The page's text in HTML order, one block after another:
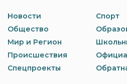
Новости
Общество
Мир и Регион
Происшествия
Спецпроекты
Спорт